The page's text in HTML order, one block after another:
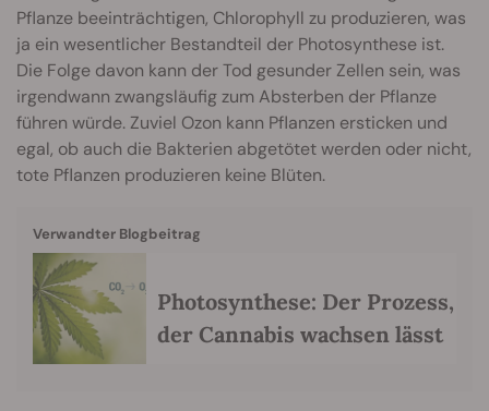
Pflanze beeinträchtigen, Chlorophyll zu produzieren, was
ja ein wesentlicher Bestandteil der Photosynthese ist.
Die Folge davon kann der Tod gesunder Zellen sein, was
irgendwann zwangsläufig zum Absterben der Pflanze
führen würde. Zuviel Ozon kann Pflanzen ersticken und
egal, ob auch die Bakterien abgetötet werden oder nicht,
tote Pflanzen produzieren keine Blüten.
Verwandter Blogbeitrag
Photosynthese: Der Prozess,
der Cannabis wachsen lässt